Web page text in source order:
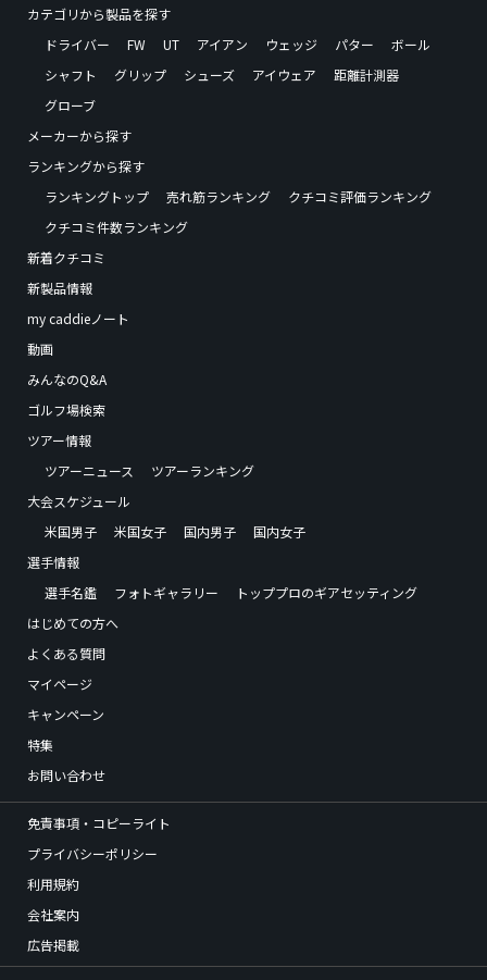
カテゴリから製品を探す
ドライバー
FW UT アイアン ウェッジ パター
ボール
シャフト
グリップ シューズ アイウェア
距離計測器
グローブ
メーカーから探す
ランキングから探す
ランキングトップ
売れ筋ランキング
クチコミ評価ランキング
クチコミ件数ランキング
新着クチコミ
新製品情報
my caddieノート
動画
みんなのQ&A
ゴルフ場検索
ツアー情報
ツアーニュース
ツアーランキング
大会スケジュール
米国男子
米国女子 国内男子
国内女子
選手情報
選手名鑑
フォトギャラリー
トッププロのギアセッティング
はじめての方へ
よくある質問
マイページ
キャンペーン
特集
お問い合わせ
免責事項・コピーライト
プライバシーポリシー
利用規約
会社案内
広告掲載